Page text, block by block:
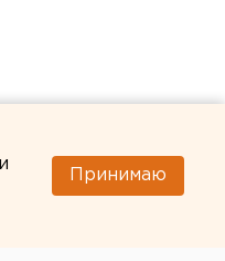
Принимаю